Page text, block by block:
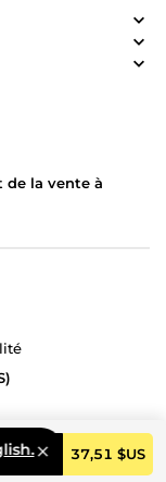
37,51 $US
de la vente à